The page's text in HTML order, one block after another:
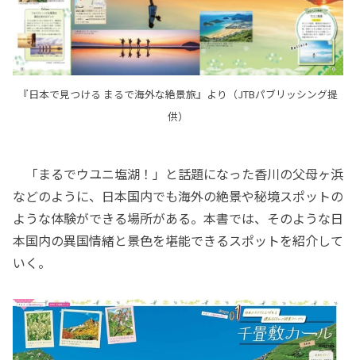
『日本で見つける まるで海外な絶景旅』より（JTBパブリッシング提
供）
「まるでウユニ塩湖！」と話題になった香川の父母ヶ浜
などのように、日本国内でも海外の絶景や秘境スポットの
ような体験ができる場所がある。本書では、そのような日
本国内の異国情緒と景色を堪能できるスポットを紹介して
いく。